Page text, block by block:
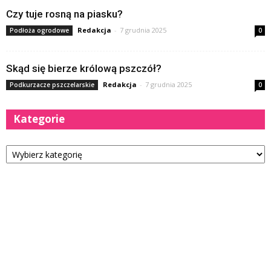
Czy tuje rosną na piasku?
Podłoża ogrodowe Redakcja - 7 grudnia 2025 0
Skąd się bierze królową pszczół?
Podkurzacze pszczelarskie Redakcja - 7 grudnia 2025 0
Kategorie
Kategorie